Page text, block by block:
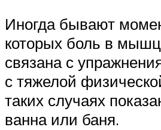
Иногда бывают
которых боль в
связана с
с тяжелой
таких случаях
ванна или баня.